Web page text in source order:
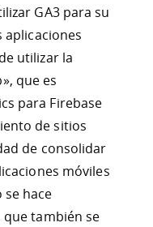
GA3 para su
aplicaciones
utilizar la
que es
para Firebase
de sitios
de consolidar
móviles
se hace
también se